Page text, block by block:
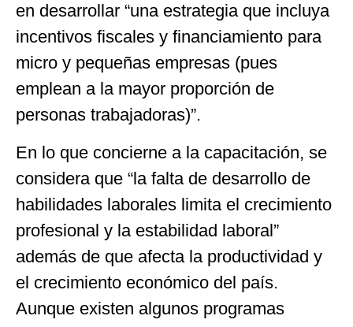
en desarrollar “una estrategia que incluya
incentivos fiscales y financiamiento para
micro y pequeñas empresas (pues
emplean a la mayor proporción de
personas trabajadoras)”.
En lo que concierne a la capacitación, se
considera que “la falta de desarrollo de
habilidades laborales limita el crecimiento
profesional y la estabilidad laboral”
además de que afecta la productividad y
el crecimiento económico del país.
Aunque existen algunos programas